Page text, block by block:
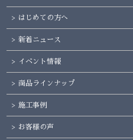
はじめての方へ
新着ニュース
イベント情報
商品ラインナップ
施工事例
お客様の声